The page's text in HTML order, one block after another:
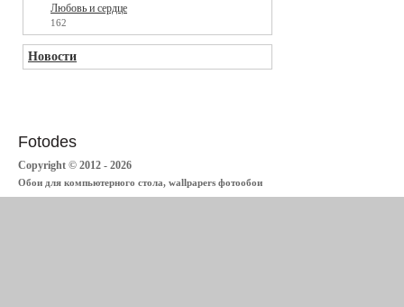
Любовь и сердце
162
Новости
Fotodes
Copyright © 2012 - 2026
Обои для компьютерного стола, wallpapers фотообои